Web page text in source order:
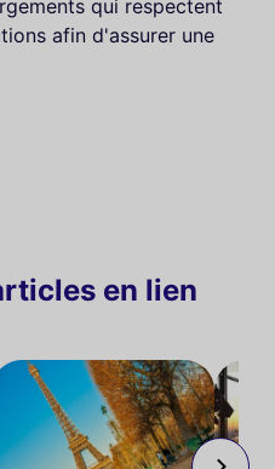
qui respectent
afin d'assurer une
en lien